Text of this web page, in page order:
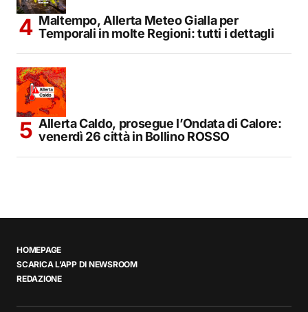
Maltempo, Allerta Meteo Gialla per
Temporali in molte Regioni: tutti i dettagli
Allerta Caldo, prosegue l’Ondata di Calore:
venerdì 26 città in Bollino ROSSO
HOMEPAGE
SCARICA L’APP DI NEWSROOM
REDAZIONE